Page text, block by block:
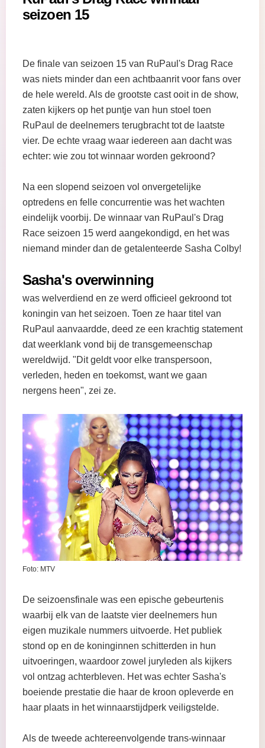
seizoen 15
De finale van seizoen 15 van RuPaul's Drag Race
was niets minder dan een achtbaanrit voor fans over
de hele wereld. Als de grootste cast ooit in de show,
zaten kijkers op het puntje van hun stoel toen
RuPaul de deelnemers terugbracht tot de laatste
vier. De echte vraag waar iedereen aan dacht was
echter: wie zou tot winnaar worden gekroond?
Na een slopend seizoen vol onvergetelijke
optredens en felle concurrentie was het wachten
eindelijk voorbij. De winnaar van RuPaul's Drag
Race seizoen 15 werd aangekondigd, en het was
niemand minder dan de getalenteerde Sasha Colby!
Sasha's overwinning
was welverdiend en ze werd officieel gekroond tot
koningin van het seizoen. Toen ze haar titel van
RuPaul aanvaardde, deed ze een krachtig statement
dat weerklank vond bij de transgemeenschap
wereldwijd. "Dit geldt voor elke transpersoon,
verleden, heden en toekomst, want we gaan
nergens heen", zei ze.
Foto: MTV
De seizoensfinale was een epische gebeurtenis
waarbij elk van de laatste vier deelnemers hun
eigen muzikale nummers uitvoerde. Het publiek
stond op en de koninginnen schitterden in hun
uitvoeringen, waardoor zowel juryleden als kijkers
vol ontzag achterbleven. Het was echter Sasha's
boeiende prestatie die haar de kroon opleverde en
haar plaats in het winnaarstijdperk veiligstelde.
Als de tweede achtereenvolgende trans-winnaar